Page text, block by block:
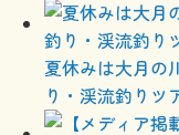
夏休みは大月の
り・渓流釣りツ